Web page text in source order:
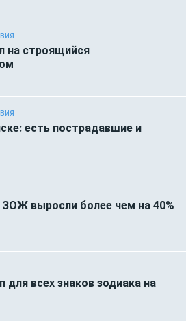
на строящийся
есть пострадавшие и
выросли более чем на 40%
всех знаков зодиака на